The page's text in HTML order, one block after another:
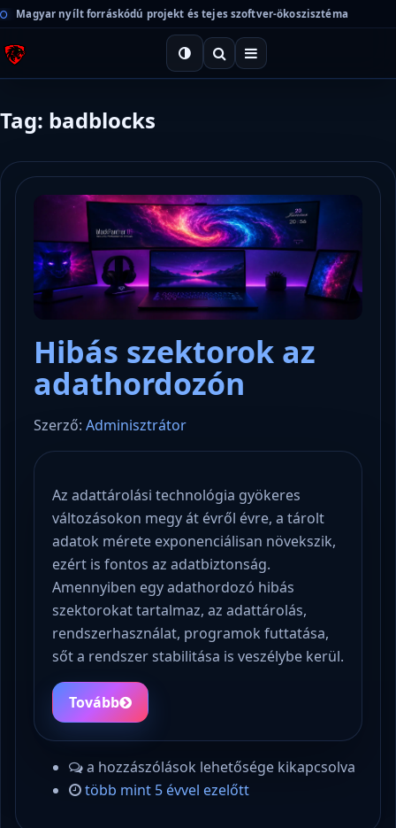
Magyar nyílt forráskódú projekt és tejes szoftver-ökoszisztéma
Tag: badblocks
Hibás szektorok az
adathordozón
Szerző: Adminisztrátor
Az adattárolási technológia gyökeres
változásokon megy át évről évre, a tárolt
adatok mérete exponenciálisan növekszik,
ezért is fontos az adatbiztonság.
Amennyiben egy adathordozó hibás
szektorokat tartalmaz, az adattárolás,
rendszerhasználat, programok futtatása,
sőt a rendszer stabilitása is veszélybe kerül.
Tovább
a hozzászólások lehetősége kikapcsolva
több mint 5 évvel ezelőtt